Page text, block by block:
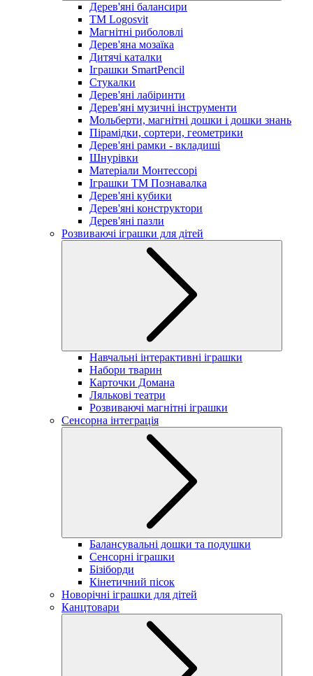
Дерев'яні балансири
TM Logosvit
Магнітні риболовлі
Дерев'яна мозаїка
Дитячі каталки
Іграшки SmartPencil
Стукалки
Дерев'яні лабіринти
Дерев'яні музичні інструменти
Мольберти, магнітні дошки і дошки знань
Пірамідки, сортери, геометрики
Дерев'яні рамки - вкладиші
Шнурівки
Матеріали Монтессорі
Іграшки ТМ Познавалка
Дерев'яні кубики
Дерев'яні конструктори
Дерев'яні пазли
Розвиваючі іграшки для дітей
Навчальні інтерактивні іграшки
Набори тварин
Карточки Домана
Лялькові театри
Розвиваючі магнітні іграшки
Сенсорна інтеграція
Балансувальні дошки та подушки
Сенсорні іграшки
Бізіборди
Кінетичний пісок
Новорічні іграшки для дітей
Канцтовари